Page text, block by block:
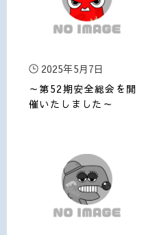
2025年5月7日
～第52期安全総会を開
催いたしました～